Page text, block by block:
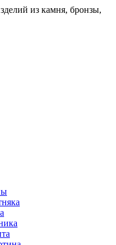
из камня, бронзы,